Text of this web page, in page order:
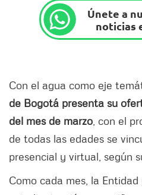
Únete a
noticias
Con el agua como eje
de Bogotá presenta su
del mes de marzo , con el
de todas las edades se
presencial y virtual, según
Como cada mes, la